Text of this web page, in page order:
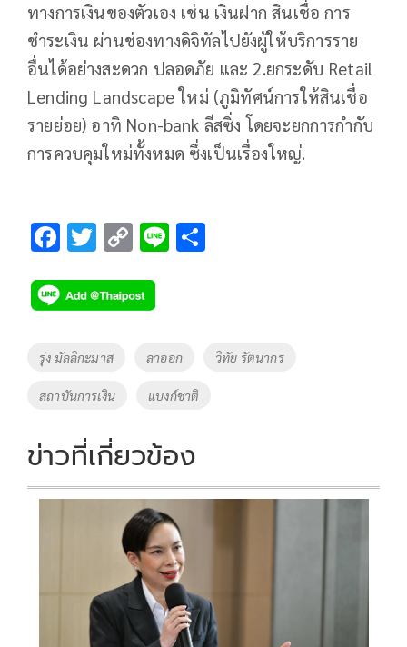
ทางการเงินของตัวเอง เช่น เงินฝาก สินเชื่อ การ
ชำระเงิน ผ่านช่องทางดิจิทัลไปยังผู้ให้บริการราย
อื่นได้อย่างสะดวก ปลอดภัย และ 2.ยกระดับ Retail
Lending Landscape ใหม่ (ภูมิทัศน์การให้สินเชื่อ
รายย่อย) อาทิ Non-bank ลีสซิ่ง โดยจะยกการกำกับ
การควบคุมใหม่ทั้งหมด ซึ่งเป็นเรื่องใหญ่.
F
e
b
o
o
k
T
tt
er
C
p
y
Li
Li
Tags
รุ่ง มัลลิกะมาส ลาออก วิทัย รัตนากร
สถาบันการเงิน แบงก์ชาติ
ข่าวที่เกี่ยวข้อง